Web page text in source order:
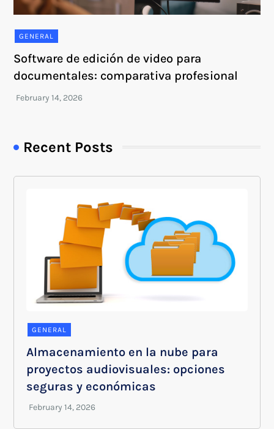
GENERAL
Software de edición de video para
documentales: comparativa profesional
Recent Posts
GENERAL
Almacenamiento en la nube para
proyectos audiovisuales: opciones
seguras y económicas